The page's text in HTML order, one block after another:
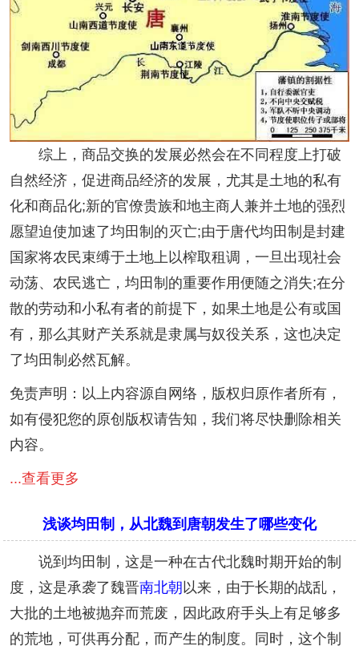
综上，商品交换的发展必然会在不同程度上打破
自然经济，促进商品经济的发展，尤其是土地的私有
化和商品化;新的官僚贵族和地主商人兼并土地的强烈
愿望迫使加速了均田制的灭亡;由于唐代均田制是封建
国家将农民束缚于土地上以榨取租调，一旦出现社会
动荡、农民逃亡，均田制的重要作用便随之消失;在分
散的劳动和小私有者的前提下，如果土地是公有或国
有，那么其财产关系就是隶属与奴役关系，这也决定
了均田制必然瓦解。
免责声明：以上内容源自网络，版权归原作者所有，
如有侵犯您的原创版权请告知，我们将尽快删除相关
内容。
...查看更多
浅谈均田制，从北魏到唐朝发生了哪些变化
说到均田制，这是一种在古代北魏时期开始的制
度，这是承袭了魏晋南北朝 以来，由于长期的战乱，
大批的土地被抛弃而荒废，因此政府手头上有足够多
的荒地，可供再分配，而产生的制度。同时，这个制